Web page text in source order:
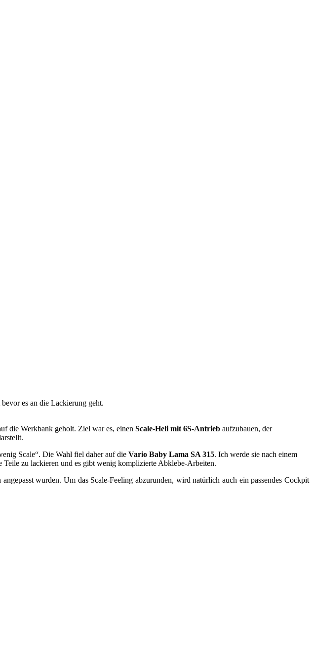
es an die Lackierung geht.
die Werkbank geholt. Ziel war es, einen Scale-Heli mit 6S-Antrieb aufzubauen, der
Scale“. Die Wahl fiel daher auf die Vario Baby Lama SA 315. Ich werde sie nach einem
zu lackieren und es gibt wenig komplizierte Abklebe-Arbeiten.
wurden. Um das Scale-Feeling abzurunden, wird natürlich auch ein passendes Cockpit